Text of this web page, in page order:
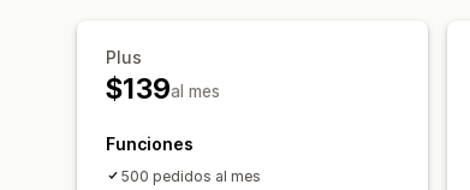
Plus
$139al mes
Funciones
500 pedidos al mes